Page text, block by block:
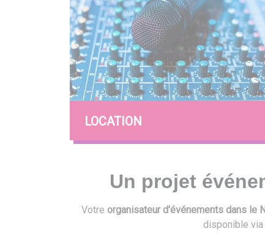
LOCATION
Un projet
Votre organisateur d'événements dans le
disponible via